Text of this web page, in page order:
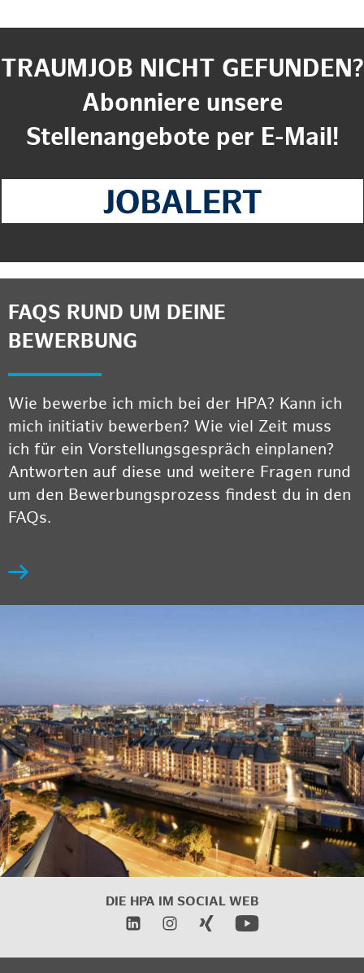
TRAUMJOB NICHT GEFUNDEN?
Abonniere unsere
Stellenangebote per E-Mail!
FAQS RUND UM DEINE
BEWERBUNG
Wie bewerbe ich mich bei der HPA? Kann ich
mich initiativ bewerben? Wie viel Zeit muss
ich für ein Vorstellungsgespräch einplanen?
Antworten auf diese und weitere Fragen rund
um den Bewerbungsprozess findest du in den
FAQs.
DIE HPA IM SOCIAL WEB